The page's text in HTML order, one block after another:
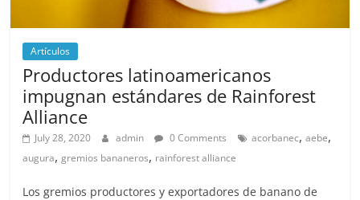
Artículos
Productores latinoamericanos
impugnan estándares de Rainforest
Alliance
July 28, 2020 admin 0 Comments acorbanec,aebe,
augura,gremios bananeros, rainforest alliance
Los gremios productores y exportadores de banano de